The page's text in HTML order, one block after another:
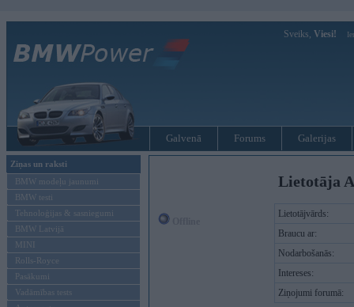
Sveiks, Viesi!
Galvenā Forums Galerijas
Ziņas un raksti
BMW modeļu jaunumi
BMW testi
Tehnoloģijas & sasniegumi
BMW Latvijā
MINI
Rolls-Royce
Pasākumi
Vadāmības tests
Lietotāja
Lietotājvārds:
Braucu ar:
Nodarbošanās:
Intereses:
Ziņojumi forumā: